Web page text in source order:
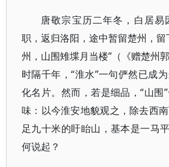
唐敬宗宝历二年冬，白居易
职，返归洛阳，途中暂留楚州，留
州，山围雉堞月当楼”（《赠楚州
时隔千年，“淮水”一句俨然已成
化名片。然而，若是细品，“山围
味：以今淮安地貌观之，除去西
足九十米的盱眙山，基本是一马
何说起？